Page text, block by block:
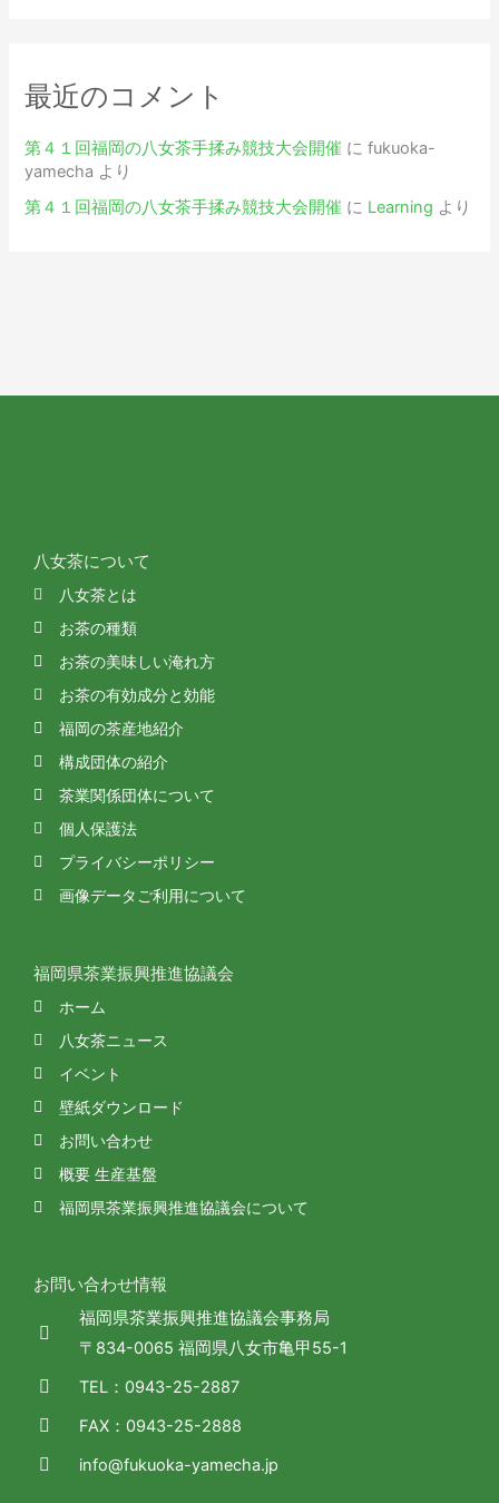
最近のコメント
第４１回福岡の八女茶手揉み競技大会開催 にfukuoka-
yamecha より
第４１回福岡の八女茶手揉み競技大会開催 に Learning より
お問い合わせ情報
福岡県茶業振興推進協議会事務局
〒834-0065 福岡県八女市亀甲55-1
TEL：0943-25-2887
FAX：0943-25-2888
info@fukuoka-yamecha.jp
福岡県茶業振興推進協議会
ホーム
八女茶ニュース
イベント
壁紙ダウンロード
お問い合わせ
概要 生産基盤
福岡県茶業振興推進協議会について
八女茶について
八女茶とは
お茶の種類
お茶の美味しい淹れ方
お茶の有効成分と効能
福岡の茶産地紹介
構成団体の紹介
茶業関係団体について
個人保護法
プライバシーポリシー
画像データご利用について